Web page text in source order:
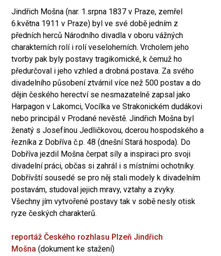
Jindřich Mošna (nar. 1.srpna 1837 v Praze, zemřel
6.května 1911 v Praze) byl ve své době jedním z
předních herců Národního divadla v oboru vážných
charakterních rolí i rolí veseloherních. Vrcholem jeho
tvorby pak byly postavy tragikomické, k čemuž ho
předurčoval i jeho vzhled a drobná postava. Za svého
divadelního působení ztvárnil více než 500 postav a do
dějin českého herectví se nesmazatelně zapsal jako
Harpagon v Lakomci, Vocílka ve Strakonickém dudákovi
nebo principál v Prodané nevěstě. Jindřich Mošna byl
ženatý s Josefínou Jedličkovou, dcerou hospodského a
řezníka z Dobříva č.p. 48 (dnešní Stará hospoda). Do
Dobříva jezdil Mošna čerpat síly a inspiraci pro svoji
divadelní práci, občas si zahrál i s místními ochotníky.
Dobřívští sousedé se pro něj stali modely k divadelním
postavám, studoval jejich mravy, vztahy a zvyky.
Všechny jím vytvořené postavy tak v sobě nesly otisk
ryze českých charakterů.
reportáž Českého rozhlasu Plzeň Jindřich
Mošna (dokument ke stažení)